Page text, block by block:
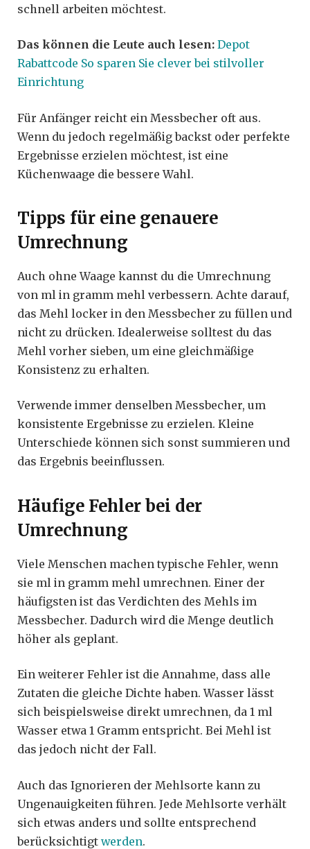
schnell arbeiten möchtest.
Das können die Leute auch lesen: Depot
Rabattcode So sparen Sie clever bei stilvoller
Einrichtung
Für Anfänger reicht ein Messbecher oft aus.
Wenn du jedoch regelmäßig backst oder perfekte
Ergebnisse erzielen möchtest, ist eine
Küchenwaage die bessere Wahl.
Tipps für eine genauere
Umrechnung
Auch ohne Waage kannst du die Umrechnung
von ml in gramm mehl verbessern. Achte darauf,
das Mehl locker in den Messbecher zu füllen und
nicht zu drücken. Idealerweise solltest du das
Mehl vorher sieben, um eine gleichmäßige
Konsistenz zu erhalten.
Verwende immer denselben Messbecher, um
konsistente Ergebnisse zu erzielen. Kleine
Unterschiede können sich sonst summieren und
das Ergebnis beeinflussen.
Häufige Fehler bei der
Umrechnung
Viele Menschen machen typische Fehler, wenn
sie ml in gramm mehl umrechnen. Einer der
häufigsten ist das Verdichten des Mehls im
Messbecher. Dadurch wird die Menge deutlich
höher als geplant.
Ein weiterer Fehler ist die Annahme, dass alle
Zutaten die gleiche Dichte haben. Wasser lässt
sich beispielsweise direkt umrechnen, da 1 ml
Wasser etwa 1 Gramm entspricht. Bei Mehl ist
das jedoch nicht der Fall.
Auch das Ignorieren der Mehlsorte kann zu
Ungenauigkeiten führen. Jede Mehlsorte verhält
sich etwas anders und sollte entsprechend
berücksichtigt werden.